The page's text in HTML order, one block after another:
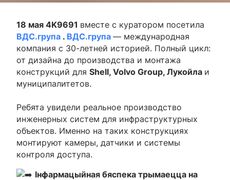
18 мая 4K9691 вместе с куратором посетила
ВДС.група . ВДС.група — международная
компания с 30-летней историей. Полный цикл:
от дизайна до производства и монтажа
конструкций для Shell, Volvo Group, Лукойла и
муниципалитетов.
Ребята увидели реальное производство
инженерных систем для инфраструктурных
объектов. Именно на таких конструкциях
монтируют камеры, датчики и системы
контроля доступа.
Інфармацыйная бяспека трымаецца на